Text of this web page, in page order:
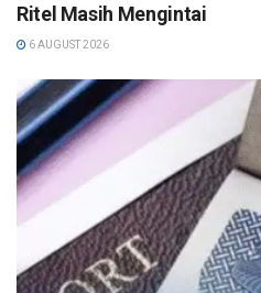
Ritel Masih Mengintai
6 AUGUST 2026